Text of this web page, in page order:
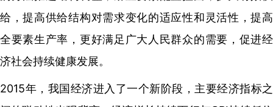
给，提高供给结构对需求变化的适应性和灵活性，提高
全要素生产率，更好满足广大人民群众的需要，促进经
济社会持续健康发展。
2015年，我国经济进入了一个新阶段，主要经济指标之